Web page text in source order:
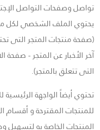
تواصل وصفحات التواصل
يحتوي الملف الشخصي لكل
(صفحة منتجات المتجر التى
آخر الأخبار عن المتجر -
التى تتعلق بالمتجر).
تحتوي أيضاً الواجهة
للمنتجات المقترحة و
المنتجات الخاصة به لتسهيل